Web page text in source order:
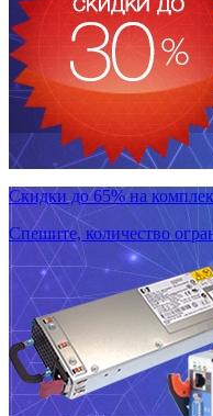
Скидки до 65% на
Спешите, количество